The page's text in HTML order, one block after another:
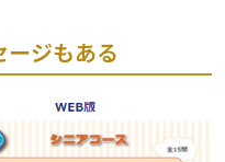
ジもある